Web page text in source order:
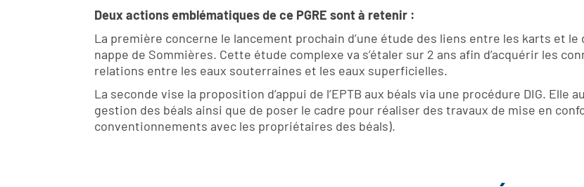
Deux actions emblématiques de ce PGRE sont à retenir :
La première concerne le lancement prochain d’une étude des liens entre les karts et
nappe de Sommières. Cette étude complexe va s’étaler sur 2 ans afin d’acquérir les
relations entre les eaux souterraines et les eaux superficielles.
La seconde vise la proposition d’appui de l’EPTB aux béals via une procédure DIG.
gestion des béals ainsi que de poser le cadre pour réaliser des travaux de mise en
conventionnements avec les propriétaires des béals).